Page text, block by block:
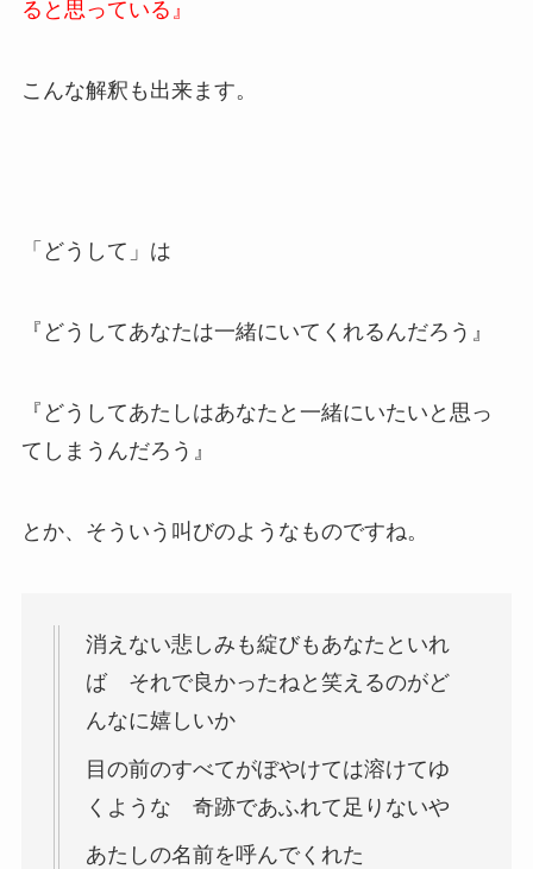
ると思っている』
こんな解釈も出来ます。
「どうして」は
『どうしてあなたは一緒にいてくれるんだろう』
『どうしてあたしはあなたと一緒にいたいと思っ
てしまうんだろう』
とか、そういう叫びのようなものですね。
消えない悲しみも綻びもあなたといれ
ば それで良かったねと笑えるのがど
んなに嬉しいか
目の前のすべてがぼやけては溶けてゆ
くような 奇跡であふれて足りないや
あたしの名前を呼んでくれた